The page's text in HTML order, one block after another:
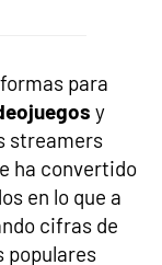
para
y
streamers
ha convertido
en lo que a
cifras de
populares